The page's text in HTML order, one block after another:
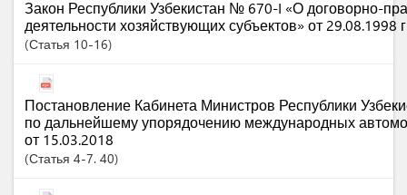
Закон Республики Узбекистан № 670-I «О договорно-
деятельности хозяйствующих субъектов» от 29.08.1998
Статья 10-16
Постановление Кабинета Министров Республики
по дальнейшему упорядочению международных
от 15.03.2018
Статья 4-7. 40